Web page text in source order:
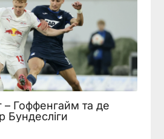
Гоффенгайм та де
Бундесліги